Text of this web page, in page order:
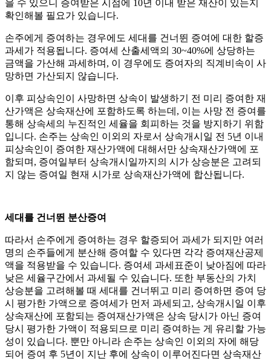
을 수 있으니 증여받은 시점에 10년 이내 받은 재산이 있는지
확인해볼 필요가 있습니다.
손주에게 증여하는 경우에도 세대를 건너뛴 증여에 대한 할증
과세가 적용됩니다. 증여세 산출세액의 30~40%에 상당하는
금액을 가산해 과세하며, 이 경우에도 증여자의 직계비속이 사
망하면 가산되지 않습니다.
이후 피상속인이 사망하면 상속이 발생하기 전 미리 증여한 재
산가액은 상속재산에 포함하도록 하는데, 이는 사망 전 증여를
통해 상속세의 누진적인 세율을 회피하는 것을 방지하기 위함
입니다. 손주는 상속인 이외의 자로서 상속개시일 전 5년 이내
피상속인이 증여한 재산가액에 대해서만 상속재산가액에 포
함되며, 증여일부터 상속개시일까지의 시가 상승분은 고려되
지 않는 증여일 현재 시가로 상속재산가액에 합산됩니다.
세대를 건너뛴 분산증여
따라서 손주에게 증여하는 경우 할증되어 과세가 되지만 여러
명의 손주들에게 분산해 증여할 수 있다면 각각 증여재산공제
액을 적용받을 수 있습니다. 증여세 과세표준이 낮아짐에 따라
낮은 세율구간에서 과세될 수 있습니다. 또한 부동산의 가치
상승분을 고려해볼 때 세대를 건너뛰고 미리 증여하면 증여 당
시 평가한 가액으로 증여세가 먼저 과세되고, 상속개시일 이후
상속재산에 포함되는 증여재산가액은 상속 당시가 아닌 증여
당시 평가한 가액이 적용되므로 미리 증여하는 게 유리할 가능
성이 있습니다. 뿐만 아니라 손주는 상속인 이외의 자에 해당
되어 증여 후 5년이 지난 후에 상속이 이루어진다면 상속재산